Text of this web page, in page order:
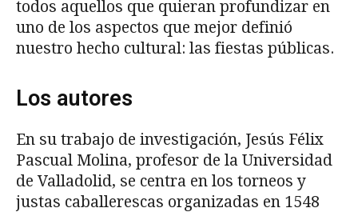
todos aquellos que quieran profundizar en
uno de los aspectos que mejor definió
nuestro hecho cultural: las fiestas públicas.
Los autores
En su trabajo de investigación, Jesús Félix
Pascual Molina, profesor de la Universidad
de Valladolid, se centra en los torneos y
justas caballerescas organizadas en 1548